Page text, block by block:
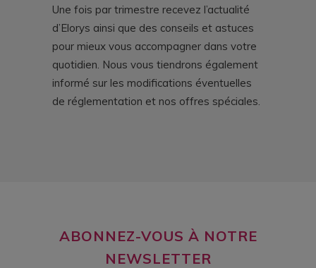
Une fois par trimestre recevez l’actualité
d’Elorys ainsi que des conseils et astuces
pour mieux vous accompagner dans votre
quotidien. Nous vous tiendrons également
informé sur les modifications éventuelles
de réglementation et nos offres spéciales.
ABONNEZ-VOUS À NOTRE
NEWSLETTER